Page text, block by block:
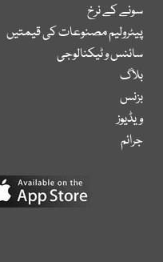
سونے کے نرخ
پیٹرولیم مصنوعات کی قیمتیں
سائنس و ٹیکنالوجی
بلاگ
بزنس
ویڈیوز
جرائم